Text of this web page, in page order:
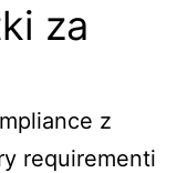
za
z
requirementi